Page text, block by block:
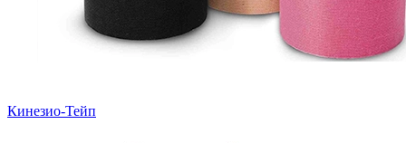
Кинезио-Тейп